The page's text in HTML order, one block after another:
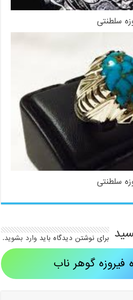
سلطنتی
سلطنتی
برای نوشتن دیدگاه باید وارد بشوید.
فیروزه گوهر ناب